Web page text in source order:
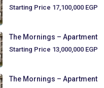
Starting Price 17,100,000 EGP
The Mornings – Apartment
Starting Price 13,000,000 EGP
The Mornings – Apartment